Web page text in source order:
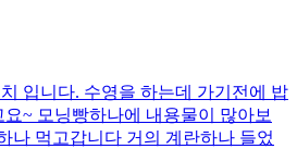
입니다. 수영을 하는데 가기전에 밥
~ 모닝빵하나에 내용물이 많아보
나 먹고갑니다 거의 계란하나 들었